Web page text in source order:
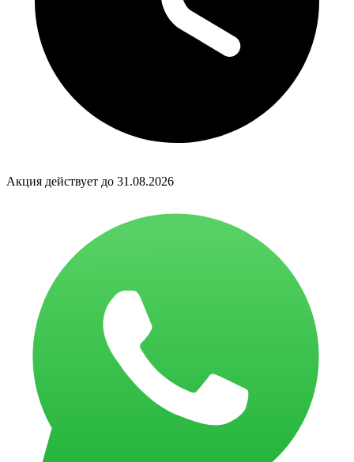
Акция действует до 31.08.2026